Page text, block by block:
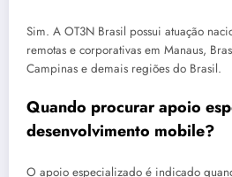
Sim. A OT3N Brasil possui atuação
remotas e corporativas em Manaus,
Campinas e demais regiões do Brasil.
Quando procurar apoio
desenvolvimento mobile?
O apoio especializado é indicado